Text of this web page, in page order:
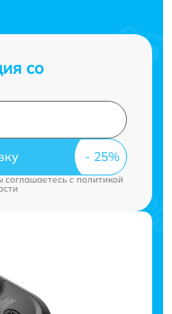
со
соглашаетесь cполитикой